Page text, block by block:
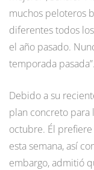
muchos peloteros
diferentes todos
el año pasado.
temporada pasada”.
Debido a su
plan concreto para
octubre. Él
esta semana, así
embargo, admitió